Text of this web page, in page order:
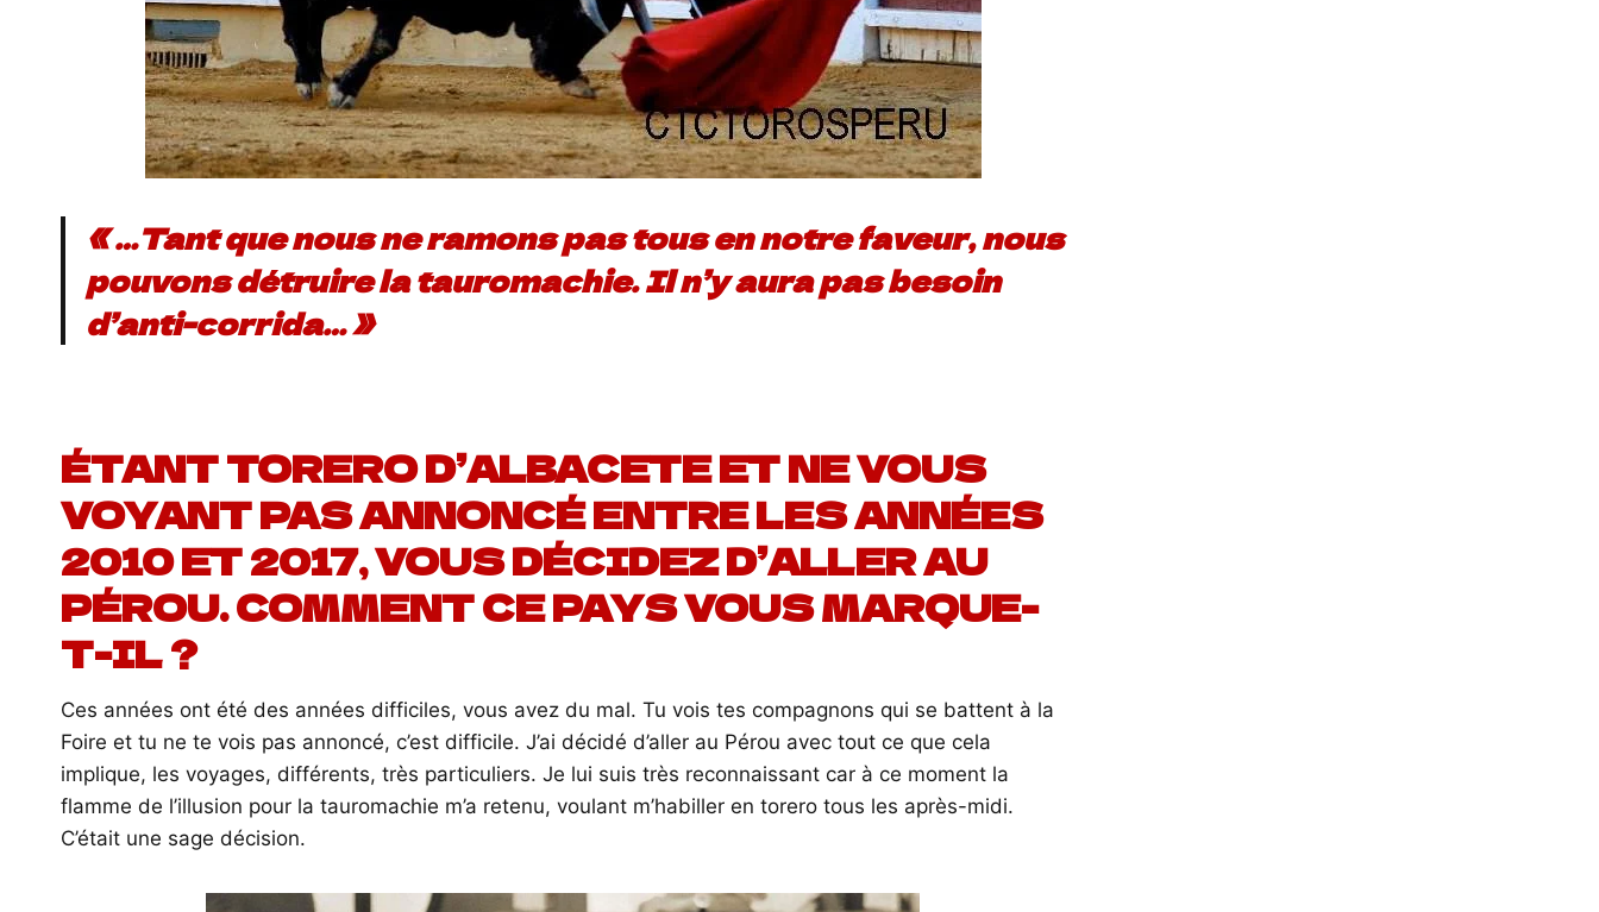
« …Tant que nous ne ramons pas tous en notre faveur, nous
pouvons détruire la tauromachie. Il n’y aura pas besoin
d’anti-corrida… »
ÉTANT TORERO D’ALBACETE ET NE VOUS
VOYANT PAS ANNONCÉ ENTRE LES ANNÉES
2010 ET 2017, VOUS DÉCIDEZ D’ALLER AU
PÉROU. COMMENT CE PAYS VOUS MARQUE-
T-IL ?
Ces années ont été des années difficiles, vous avez du mal. Tu vois tes compagnons qui se battent à la
Foire et tu ne te vois pas annoncé, c’est difficile. J’ai décidé d’aller au Pérou avec tout ce que cela
implique, les voyages, différents, très particuliers. Je lui suis très reconnaissant car à ce moment la
flamme de l’illusion pour la tauromachie m’a retenu, voulant m’habiller en torero tous les après-midi.
C’était une sage décision.